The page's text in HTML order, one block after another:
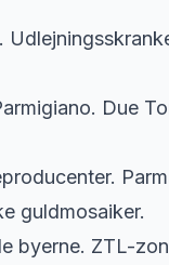
Due
guldmosaiker.
byerne. ZTL-